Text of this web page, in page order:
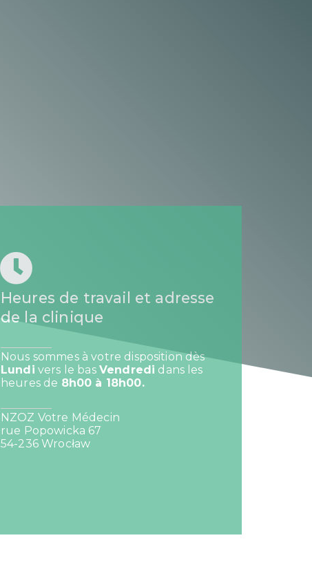
Heures de travail et adresse
de la clinique
Nous sommes à votre disposition dès
Lundi vers le bas Vendredi dans les
heures de 8h00 à 18h00.
NZOZ Votre Médecin
rue Popowicka 67
54-236 Wrocław